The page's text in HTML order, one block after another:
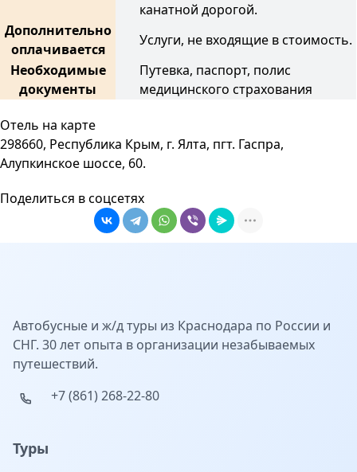
канатной дорогой.
Дополнительно
оплачивается
Услуги, не входящие в стоимость.
Необходимые
документы
Путевка, паспорт, полис
медицинского страхования
Отель на карте
298660, Республика Крым, г. Ялта, пгт. Гаспра,
Алупкинское шоссе, 60.
Поделиться в соцсетях
Автобусные и ж/д туры из Краснодара по России и
СНГ. 30 лет опыта в организации незабываемых
путешествий.
+7 (861) 268-22-80
Туры